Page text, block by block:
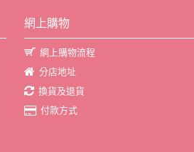
網上購物
網上購物流程
分店地址
換貨及退貨
付款方式